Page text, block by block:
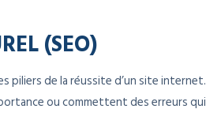
(SEO)
piliers de la réussite d’un site internet.
ou commettent des erreurs qui